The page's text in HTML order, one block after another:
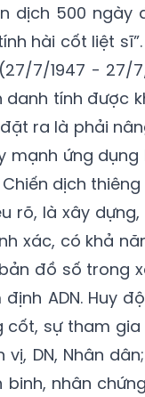
dịch 500 ngày
hài cốt liệt
7/1947 - 27/
tính được
ra là phải
ứng
dịch thiêng
rõ, là xây
xác, có khả
đồ số trong
ADN. Huy
cốt, sự tham
DN, Nhân
nhân